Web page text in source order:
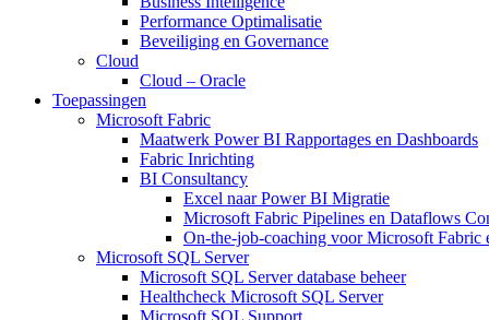
Performance Optimalisatie
Beveiliging en Governance
Cloud
Cloud – Oracle
Toepassingen
Microsoft Fabric
Maatwerk Power BI Rapportages en Dashboards
Fabric Inrichting
BI Consultancy
Excel naar Power BI Migratie
Microsoft Fabric Pipelines en Dataflows
On-the-job-coaching voor Microsoft Fabric
Microsoft SQL Server
Microsoft SQL Server database beheer
Healthcheck Microsoft SQL Server
Microsoft SQL Support